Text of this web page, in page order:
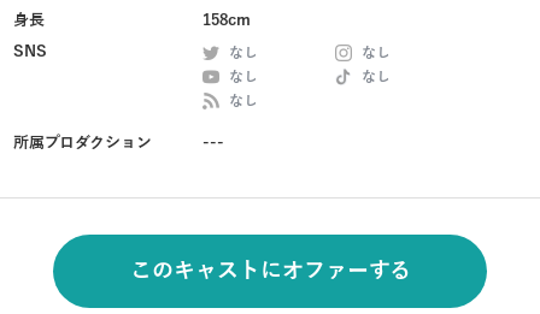
身長
158cm
SNS
なし
なし
なし
なし
なし
所属プロダクション ---
このキャストにオファーする